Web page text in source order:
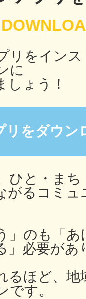
リをイン
に
しょう！
リをダウン
ひと・ま
がるコミュ
」のも「
」必要があ
るほど、地
です。
秋葉原
日置
高知市
多度津